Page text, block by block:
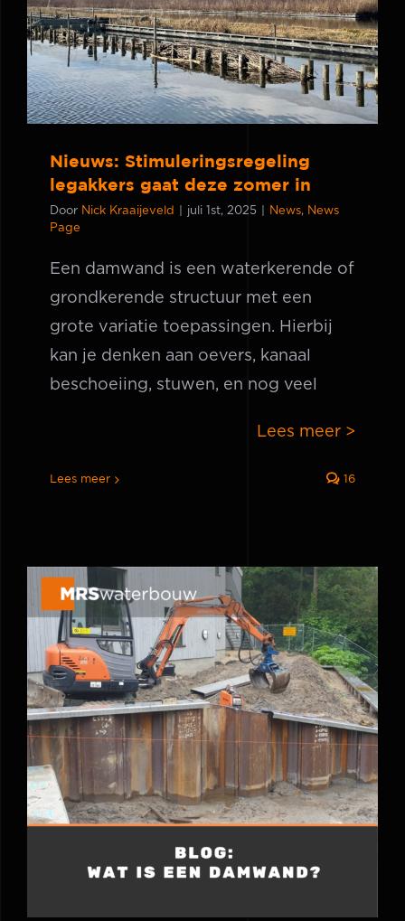
legakkers gaat deze zomer in
Nieuws: Stimuleringsregeling
legakkers gaat deze zomer in
Door Nick Kraaijeveld juli 1st, 2025 News, News
Page
Een damwand is een waterkerende of
grondkerende structuur met een
grote variatie toepassingen. Hierbij
kan je denken aan oevers, kanaal
beschoeiing, stuwen, en nog veel
Lees meer >
Lees meer 16
Blog: Wat is een damwand?